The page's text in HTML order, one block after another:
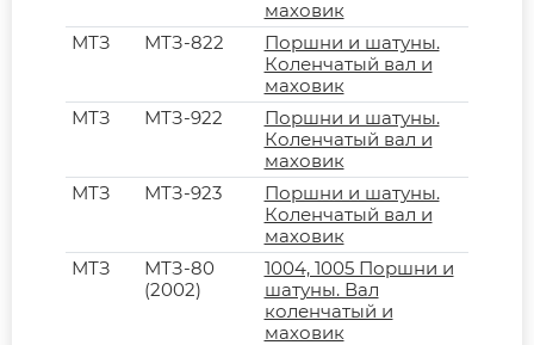
маховик
МТЗ
МТЗ-822
Поршни и шатуны.
Коленчатый вал и
маховик
МТЗ
МТЗ-922
Поршни и шатуны.
Коленчатый вал и
маховик
МТЗ
МТЗ-923
Поршни и шатуны.
Коленчатый вал и
маховик
МТЗ
МТЗ-80
(2002)
1004, 1005 Поршни и
шатуны. Вал
коленчатый и
маховик